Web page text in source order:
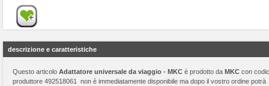
descrizione e caratteristiche
Questo articolo Adattatore universale da viaggio - MKC è prodotto da MKC con
produttore 492518061 non è immediatamente disponibile ma dopo il vostro ordine potrà